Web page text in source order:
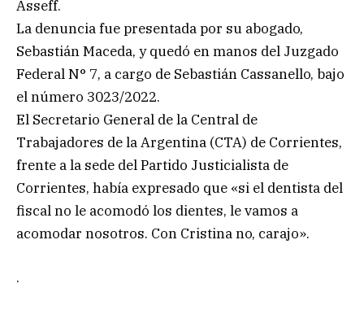
Asseff.
La denuncia fue presentada por su abogado,
Sebastián Maceda, y quedó en manos del Juzgado
Federal N° 7, a cargo de Sebastián Cassanello, bajo
el número 3023/2022.
El Secretario General de la Central de
Trabajadores de la Argentina (CTA) de Corrientes,
frente a la sede del Partido Justicialista de
Corrientes, había expresado que «si el dentista del
fiscal no le acomodó los dientes, le vamos a
acomodar nosotros. Con Cristina no, carajo».
.